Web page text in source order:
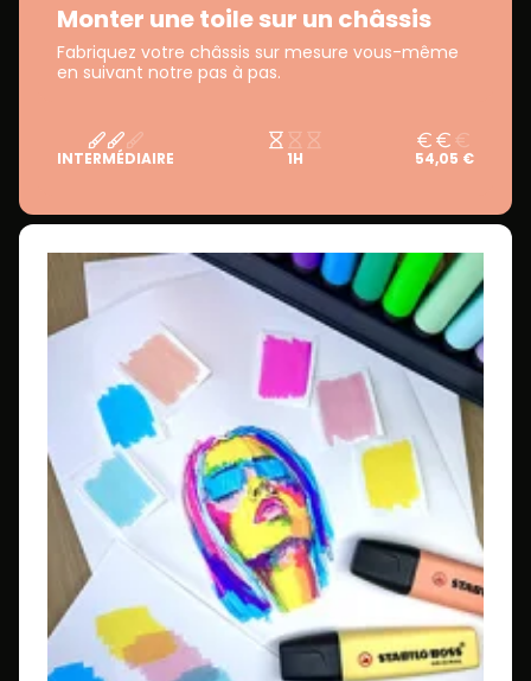
Monter une toile sur un châssis
Fabriquez votre châssis sur mesure vous-même
en suivant notre pas à pas.
INTERMÉDIAIRE 1H 54,05 €